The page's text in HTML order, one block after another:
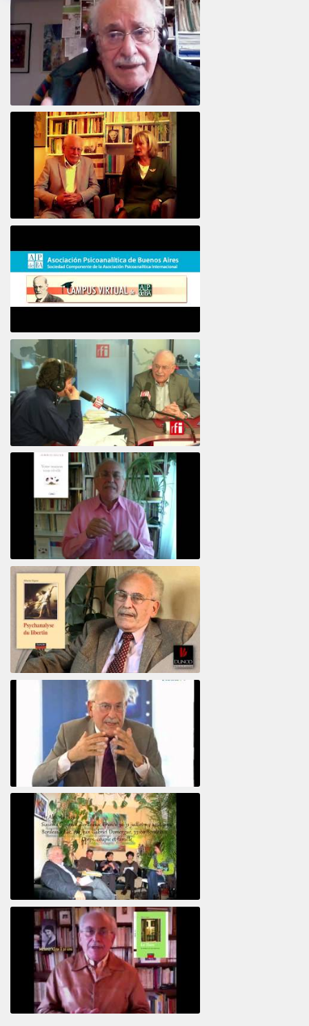
Intervista ad Alberto Eiguer
Psicoanálisis por Skype y teléfono Alberto
Eiguer presenta el curso virtual 2017
Votre maison vous révèle
Psychanalyse du libertin
Le pervers narcissique et son complice
Revisitant le corps familial